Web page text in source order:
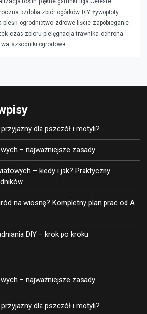
ozdoba zbiór ogórków DIY żywopłoty
pleśń ogrodnictwo zdrowe liście zapobieganie
czas zbioru pielęgnacja trawnika ochrona
szkodniki ogrodowe
dla pszczół i motyli?
– najważniejsze zasady
– kiedy i jak? Praktyczny
na wiosnę? Kompletny plan prac od A
DIY – krok po kroku
– najważniejsze zasady
dla pszczół i motyli?